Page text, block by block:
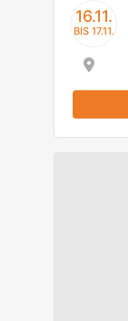
16.11.
BIS 17.11.